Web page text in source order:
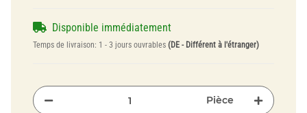
Disponible immédiatement
Temps de livraison: 1 - 3 jours ouvrables (DE - Différent à l'étranger)
Pièce